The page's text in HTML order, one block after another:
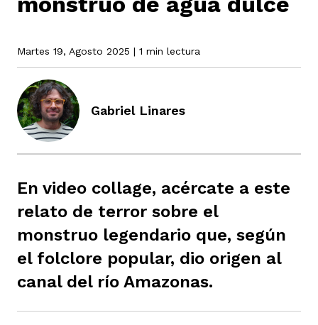
Martes 19, Agosto 2025 | 1 min lectura
Gabriel Linares
En video collage, acércate a este
relato de terror sobre el
monstruo legendario que, según
el folclore popular, dio origen al
canal del río Amazonas.
de Atrato
armado
país
Codazzi
de Atrato
Consonante
principios
de estilo